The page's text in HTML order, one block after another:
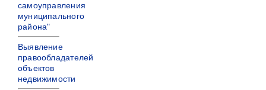
самоуправления
муниципального
района"
Выявление
правообладателей
объектов
недвижимости